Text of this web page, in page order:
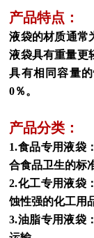
产品特点：
液袋的材质通常
液袋具有重量更
具有相同容量
0％。
产品分类：
1.食品专用液袋
合食品卫生的标
2.化工专用液袋
蚀性强的化工用
3.油脂专用液袋